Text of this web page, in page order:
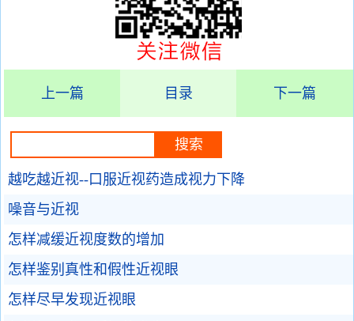
上一篇 目录 下一篇
越吃越近视--口服近视药造成视力下降
噪音与近视
怎样减缓近视度数的增加
怎样鉴别真性和假性近视眼
怎样尽早发现近视眼